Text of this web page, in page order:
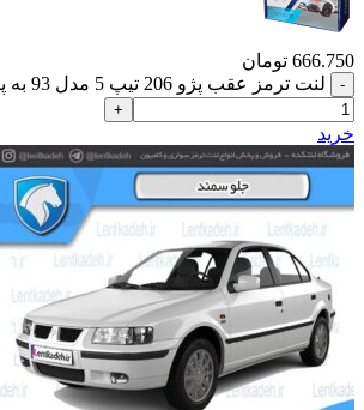
666.750 تومان
لنت ترمز عقب پژو 206 تیپ 5 مدل 93 به پایین – آریتما عدد
خرید